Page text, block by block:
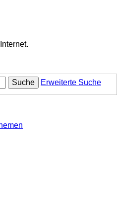
Suche Erweiterte Suche